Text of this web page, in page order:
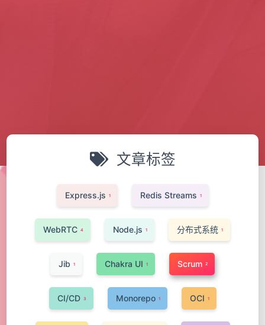
文章标签
Express.js 1 Redis Streams 1
WebRTC 4 Node.js 1 分布式系统 1
Jib 1 Chakra UI 1 Scrum 2
CI/CD 3 Monorepo 1 OCI 1